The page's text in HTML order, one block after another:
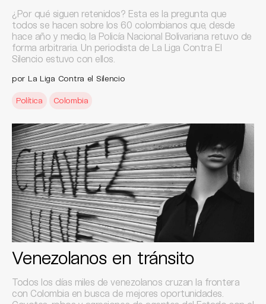
¿Por qué siguen retenidos? Esta es la pregunta que
todos se hacen sobre los 60 colombianos que, desde
hace año y medio, la Policía Nacional Bolivariana retuvo de
forma arbitraria. Un periodista de La Liga Contra El
Silencio estuvo con ellos.
por La Liga Contra el Silencio
Política Colombia
Venezolanos en tránsito
Todos los días miles de venezolanos cruzan la frontera
con Colombia en busca de mejores oportunidades.